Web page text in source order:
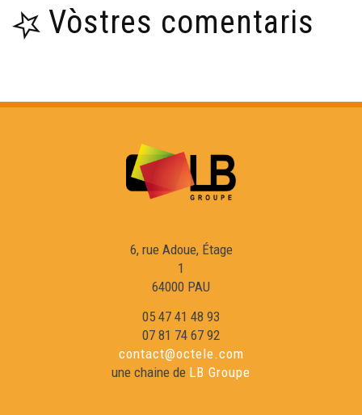
Ernest Gabard
Los circuits bracs en Bigòrra - Reportatge
Un cònsol fàcia a la pandemia - Reportatge
Juranson : l'annada d'un vinhèr - Reportatge
Vòstres comentaris
6, rue Adoue, Étage
1
64000 PAU
05 47 41 48 93
07 81 74 67 92
contact@octele.com
une chaine de LB Groupe